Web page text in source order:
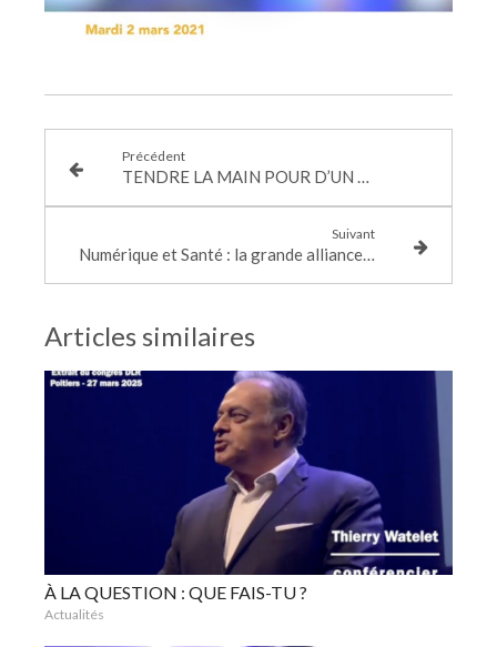
Précédent
TENDRE LA MAIN POUR D’UN « HAUT DESTIN GRAVIR L’ÂPRE CIME »
Suivant
Numérique et Santé : la grande alliance…
Articles similaires
À LA QUESTION : QUE FAIS-TU ?
Actualités